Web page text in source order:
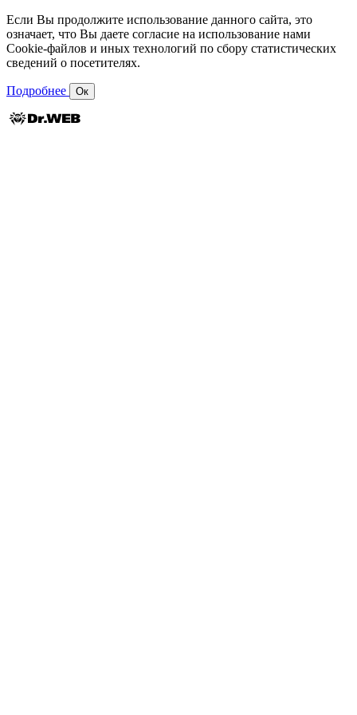
Если Вы продолжите использование данного сайта, это
означает, что Вы даете согласие на использование нами
Cookie-файлов и иных технологий по сбору статистических
сведений о посетителях.
Подробнее Ок